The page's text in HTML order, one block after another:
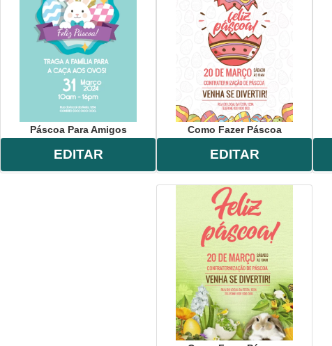
Páscoa Para Amigos
EDITAR
Como Fazer Páscoa
EDITAR